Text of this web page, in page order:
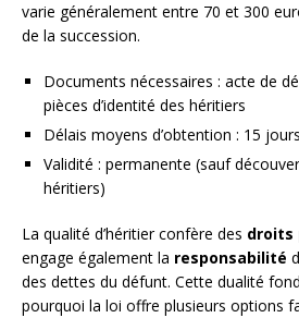
varie généralement entre 70 et 300
de la succession.
Documents nécessaires : acte de
pièces d’identité des héritiers
Délais moyens d’obtention : 15
Validité : permanente (sauf
héritiers)
La qualité d’héritier confère des droits
engage également la responsabilité
des dettes du défunt. Cette dualité
pourquoi la loi offre plusieurs options